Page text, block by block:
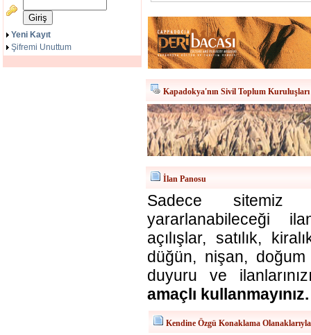
Yeni Kayıt
Şifremi Unuttum
Kapadokya'nın Sivil Toplum Kuruluşları
İlan Panosu
Sadece sitemiz
yararlanabileceği
açılışlar, satılık,
düğün, nişan,
duyuru ve
amaçlı kullanmayınız.
Kendine Özgü Konaklama